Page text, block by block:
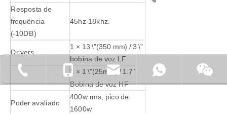
Resposta de
frequência
(-10DB)
45hz-18khz.
Drivers
1 × 13 \"(350 mm) / 3 \"
bobina de voz LF
1 × 1 \"(25mm) / 1.7 \"
Bobina de voz HF
Poder avaliado
400w rms, pico de
1600w
+ 86-76922781017-826
+ 86-138-